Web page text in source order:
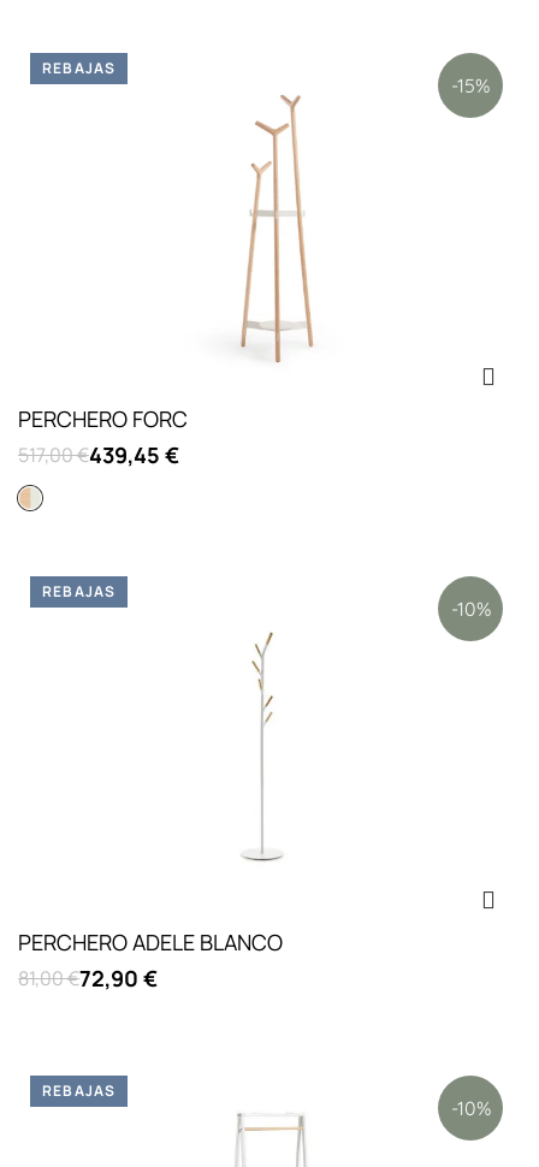
PERCHERO FORC
517,00 €439,45 €
Blanco
-15%
REBAJAS
PERCHERO ADELE BLANCO
81,00 €72,90 €
-10%
REBAJAS
-10%
REBAJAS